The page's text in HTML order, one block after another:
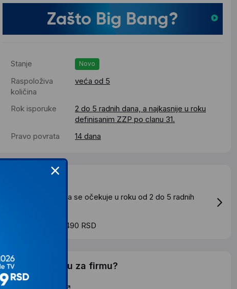
Stanje Novo
Raspoloživa
količina
veća od 5
Rok isporuke
2 do 5 radnih dana, a najkasnije u roku
definisanim ZZP po clanu 31.
Pravo povrata
14 dana
Standardna dostava se očekuje u roku od 2 do 5 radnih
Troskovi dostave 490 RSD
Želite li ponudu za firmu?